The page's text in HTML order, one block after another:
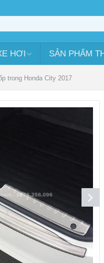
HƠI SẢN PHẨM
trong Honda City 2017